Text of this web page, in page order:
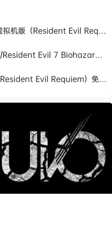
生化危机9：安魂曲-虚拟机版（Resident Evil Requiem HYPERVISOR）免安装中文版
《生化危机7：黄金版/Resident Evil 7 Biohazard》免安装中文版
生化危机9：安魂曲（Resident Evil Requiem）免安装中文版